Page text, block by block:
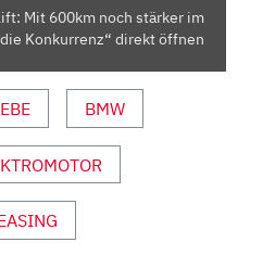
Mit 600km noch stärker im
Konkurrenz“ direkt öffnen
BMW